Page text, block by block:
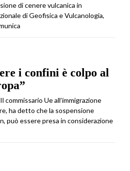
di cenere vulcanica in
di Geofisica e Vulcanologia,
i confini è colpo al
commissario Ue all’immigrazione
ha detto che la sospensione
può essere presa in considerazione